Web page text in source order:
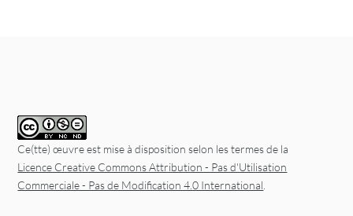
Ce(tte) œuvre est mise à disposition selon les termes de la
Licence Creative Commons Attribution - Pas d'Utilisation
Commerciale - Pas de Modification 4.0 International